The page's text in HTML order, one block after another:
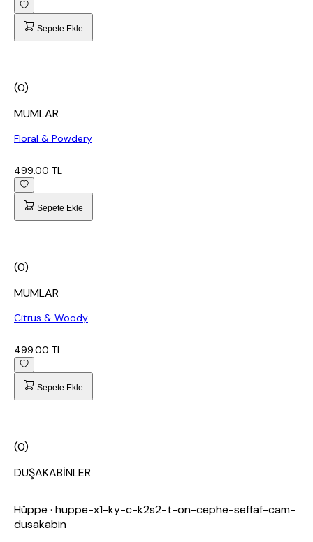
Sepete Ekle
(0)
MUMLAR
Floral & Powdery
499.00 TL
Sepete Ekle
(0)
MUMLAR
Citrus & Woody
499.00 TL
Sepete Ekle
(0)
DUŞAKABİNLER
Hüppe · huppe-x1-ky-c-k2s2-t-on-cephe-seffaf-cam-
dusakabin